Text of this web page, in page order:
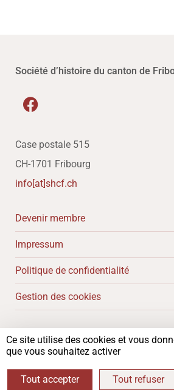
Société d’histoire du canton de
Case postale 515
CH-1701 Fribourg
info[at]shcf.ch
Devenir membre
Impressum
Politique de confidentialité
Gestion des cookies
Copyright 2024 – Société d’histoire du
Ce site utilise des cookies et vous
que vous souhaitez activer
Tout accepter Tout refuser